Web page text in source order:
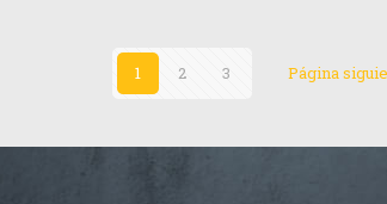
1 2 3 Página